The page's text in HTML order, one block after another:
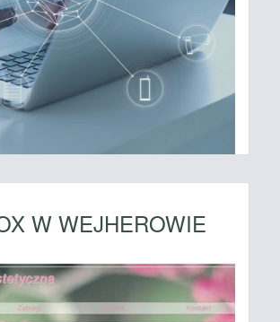
W WEJHEROWIE